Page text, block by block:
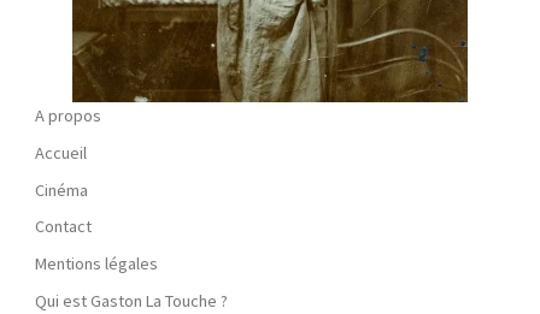
A propos
Accueil
Cinéma
Contact
Mentions légales
Qui est Gaston La Touche ?